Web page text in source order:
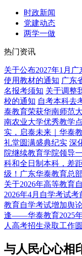
时政新闻
党建动态
两学一做
热门资讯
关于公布2027年1月
使用教材的通知 广东
名报考须知 关于调整
校的通知 自考本科去
泰教育荣获华南师范
南农业大学优秀教学点
实，启泰未来｜华泰
礼堂圆满盛典纪实 深
院继续教育学院领导
科和全日制本科，差
级！广东华泰教育总
关于2026年高等教育
2026年4月自学考试
教育自学考试增加舆
逢——华泰教育2025
人高考招生录取工作
与人民心心相